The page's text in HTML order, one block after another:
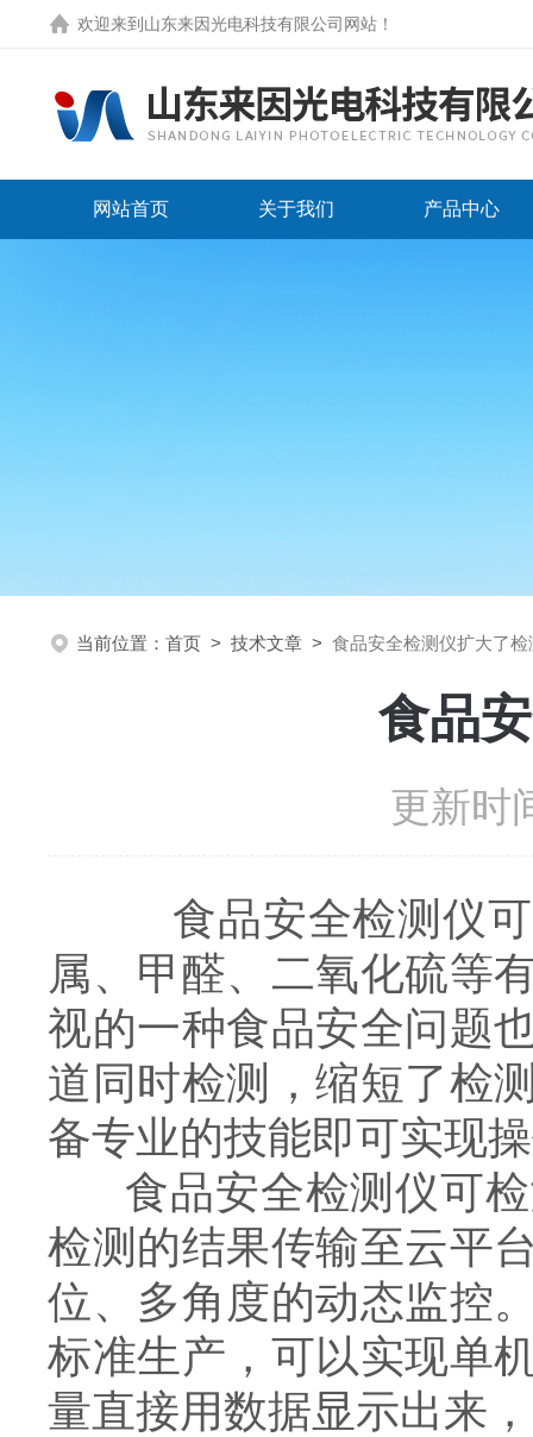
欢迎来到 山东来因光电科技有限公司网站 ！
网站首页 关于我们 产品中心
当前位置： 首页 > 技术文章 > 食品安全检测仪扩大了检
食品
更新时
食品安全检测仪可
属、甲醛、二氧化硫等
视的一种食品安全问题
道同时检测，缩短了检
备专业的技能即可实现
食品安全检测仪可检
检测的结果传输至云平
位、多角度的动态监控
标准生产，可以实现单
量直接用数据显示出来